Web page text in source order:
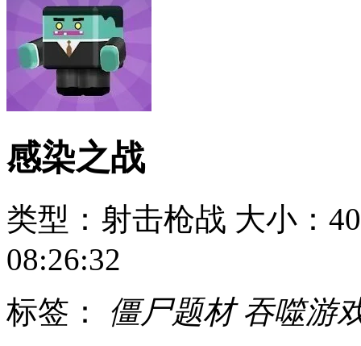
感染之战
类型：射击枪战 大小：
08:26:32
标签： 僵尸题材 吞噬游